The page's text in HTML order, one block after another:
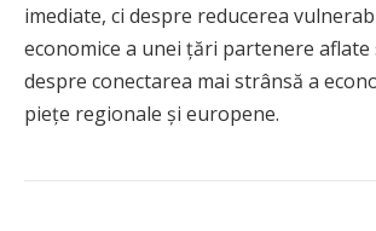
imediate, ci despre reducerea
economice a unei țări partenere
despre conectarea mai strânsă a
piețe regionale și europene.